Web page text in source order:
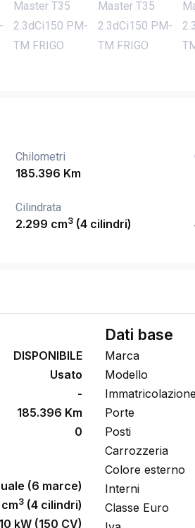
Chilometri
185.396 Km
Cilindrata
2.299 cm3 (4 cilindri)
DISPONIBILE
Usato
-
185.396 Km
0
(6 marce)
3 (4 cilindri)
kW (150 CV)
Dati base
Marca
Modello
Immatricolazione
Porte
Posti
Carrozzeria
Colore esterno
Interni
Classe Euro